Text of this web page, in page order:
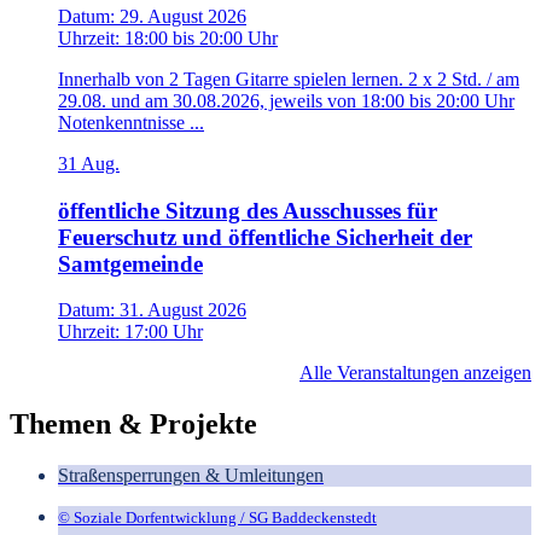
Datum: 29. August 2026
Uhrzeit: 18:00 bis 20:00 Uhr
Innerhalb von 2 Tagen Gitarre spielen lernen. 2 x 2 Std. / am
29.08. und am 30.08.2026, jeweils von 18:00 bis 20:00 Uhr
Notenkenntnisse ...
31 Aug.
öffentliche Sitzung des Ausschusses für
Feuerschutz und öffentliche Sicherheit der
Samtgemeinde
Datum: 31. August 2026
Uhrzeit: 17:00 Uhr
Alle Veranstaltungen anzeigen
Themen & Projekte
Straßensperrungen & Umleitungen
© Soziale Dorfentwicklung / SG Baddeckenstedt